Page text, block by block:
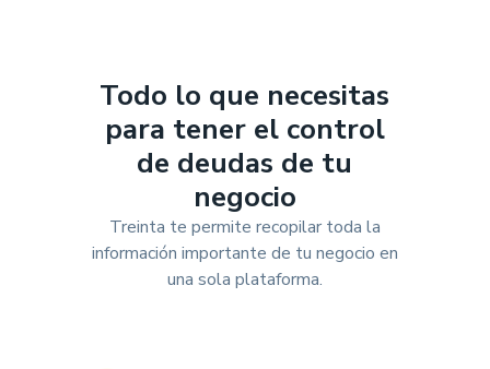
Todo lo que necesitas
para tener el control
de deudas de tu
negocio
Treinta te permite recopilar toda la
información importante de tu negocio en
una sola plataforma.